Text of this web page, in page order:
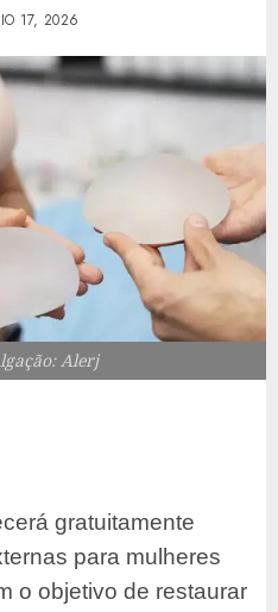
17, 2026
Alerj
gratuitamente
para mulheres
o objetivo de restaurar